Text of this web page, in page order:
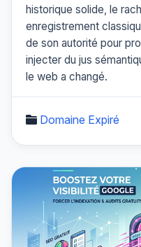
historique solide, le
enregistrement
de son autorité pour
injecter du jus
le web a changé.
Domaine Expiré